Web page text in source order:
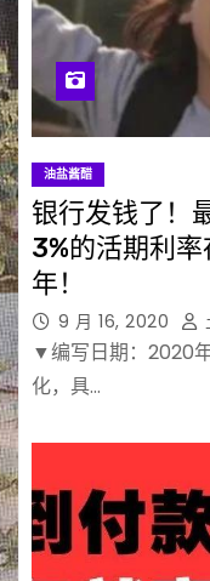
油盐酱醋
银行发钱了！
3%的活期利
年！
9 月 16, 2020
▼编写日期：2020
化，具…